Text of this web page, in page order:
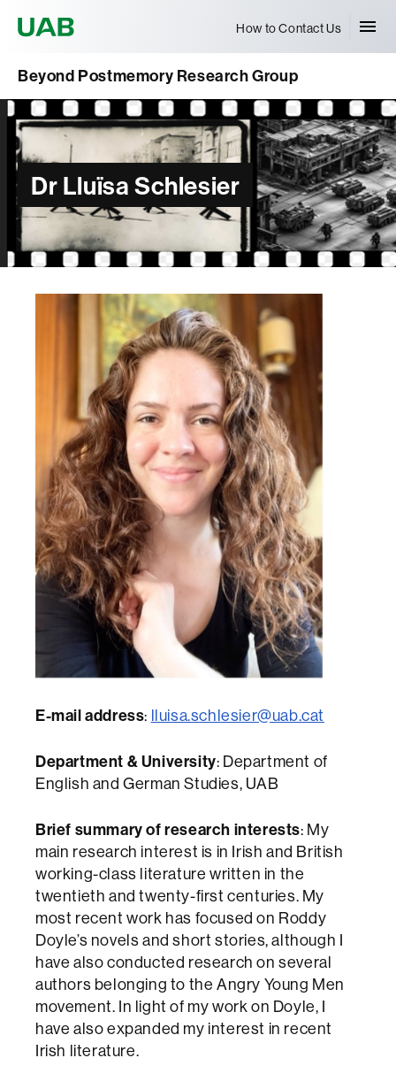
How to Contact Us
Beyond Postmemory Research Group
Dr Lluïsa Schlesier
E-mail address: lluisa.schlesier@uab.cat
Department & University: Department of
English and German Studies, UAB
Brief summary of research interests: My
main research interest is in Irish and British
working-class literature written in the
twentieth and twenty-first centuries. My
most recent work has focused on Roddy
Doyle’s novels and short stories, although I
have also conducted research on several
authors belonging to the Angry Young Men
movement. In light of my work on Doyle, I
have also expanded my interest in recent
Irish literature.